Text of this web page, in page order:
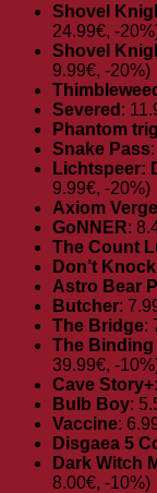
Shovel
24.99€, -
Shovel
9.99€, -20%)
Severed :
Phantom
Snake Pass
Lichtspeer:
9.99€, -20%)
Axiom Verge
GoNNER:
The Count
Don’t
Astro Bear
Butcher:
The Bridge:
The
39.99€, -
Cave Story+
Bulb Boy:
Vaccine:
Disgaea 5
Dark Witch
8.00€, -10%)